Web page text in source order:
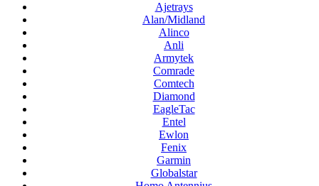
Ajetrays
Alan/Midland
Alinco
Anli
Armytek
Comrade
Comtech
Diamond
EagleTac
Entel
Ewlon
Fenix
Garmin
Globalstar